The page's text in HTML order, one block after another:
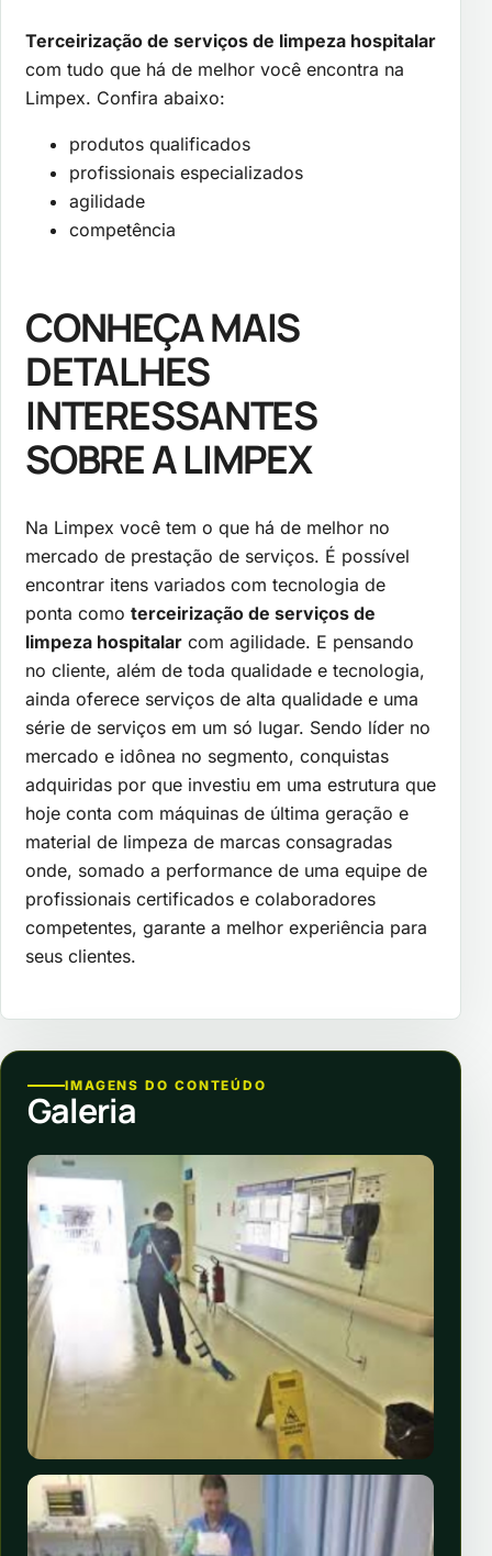
Terceirização de serviços de limpeza hospitalar
com tudo que há de melhor você encontra na
Limpex. Confira abaixo:
produtos qualificados
profissionais especializados
agilidade
competência
CONHEÇA MAIS
DETALHES
INTERESSANTES
SOBRE A LIMPEX
Na Limpex você tem o que há de melhor no
mercado de prestação de serviços. É possível
encontrar itens variados com tecnologia de
ponta como terceirização de serviços de
limpeza hospitalar com agilidade. E pensando
no cliente, além de toda qualidade e tecnologia,
ainda oferece serviços de alta qualidade e uma
série de serviços em um só lugar. Sendo líder no
mercado e idônea no segmento, conquistas
adquiridas por que investiu em uma estrutura que
hoje conta com máquinas de última geração e
material de limpeza de marcas consagradas
onde, somado a performance de uma equipe de
profissionais certificados e colaboradores
competentes, garante a melhor experiência para
seus clientes.
IMAGENS DO CONTEÚDO
Galeria